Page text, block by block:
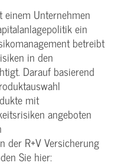
Unternehmen
ein
betreibt
in den
Darauf basierend
mit
angeboten
der R+V Versicherung
Sie hier: